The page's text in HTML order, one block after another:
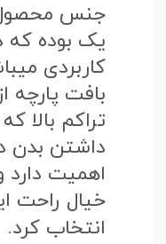
جنس محصول
یک بوده که
کاربردی
بافت پارچه
تراکم بالا
داشتن بدن
اهمیت دارد
خیال راحت
انتخاب کرد.